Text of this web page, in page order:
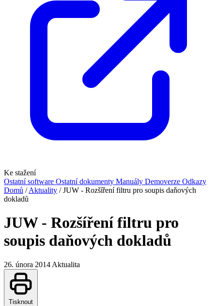
Ke stažení
Ostatní software Ostatní dokumenty Manuály Demoverze Odkazy
Domů / Aktuality / JUW - Rozšíření filtru pro soupis daňových
dokladů
JUW - Rozšíření filtru pro
soupis daňových dokladů
26. února 2014 Aktualita
Tisknout